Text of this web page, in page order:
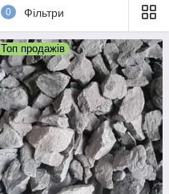
0 Фільтри
Топ продажів